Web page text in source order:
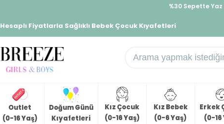
%30 Sepette
Hesaplı Fiyatlarla Sağlıklı Bebek Çocuk Kıyafetleri
Outlet
(0-16 Yaş)
Doğum Günü
Kıyafetleri
Kız Çocuk
(0-16 Yaş)
Kız Bebek
(0-6 Yaş)
Erkek
(0-16